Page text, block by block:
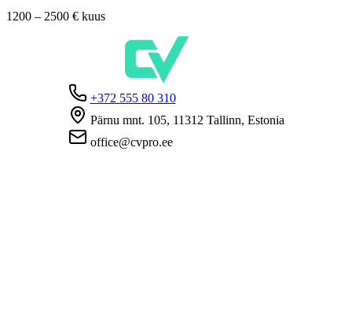
1200 – 2500 € kuus
+372 555 80 310
Pärnu mnt. 105, 11312 Tallinn, Estonia
office@cvpro.ee